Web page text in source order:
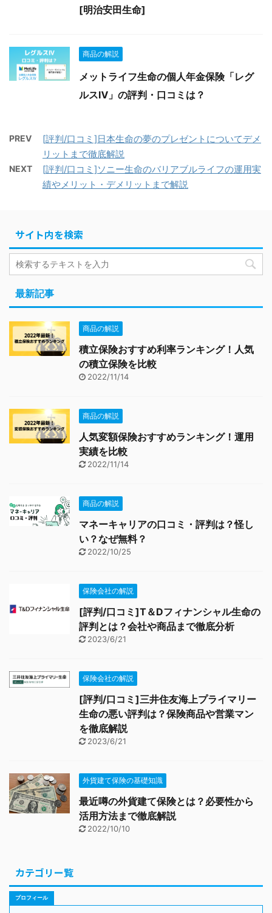
[明治安田生命]
商品の解説
メットライフ生命の個人年金保険「レグ
ルスⅣ」の評判・口コミは？
PREV
[評判/口コミ]日本生命の夢のプレゼントについてデメ
リットまで徹底解説
NEXT
[評判/口コミ]ソニー生命のバリアブルライフの運用実
績やメリット・デメリットまで解説
サイト内を検索
最新記事
商品の解説
積立保険おすすめ利率ランキング！人気
の積立保険を比較
2022/11/14
商品の解説
人気変額保険おすすめランキング！運用
実績を比較
2022/11/14
商品の解説
マネーキャリアの口コミ・評判は？怪し
い？なぜ無料？
2022/10/25
保険会社の解説
[評判/口コミ]T＆Dフィナンシャル生命の
評判とは？会社や商品まで徹底分析
2023/6/21
保険会社の解説
[評判/口コミ]三井住友海上プライマリー
生命の悪い評判は？保険商品や営業マン
を徹底解説
2023/6/21
外貨建て保険の基礎知識
最近噂の外貨建て保険とは？必要性から
活用方法まで徹底解説
2022/10/10
カテゴリー覧
プロフィール